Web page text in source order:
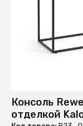
Консоль
отделкой